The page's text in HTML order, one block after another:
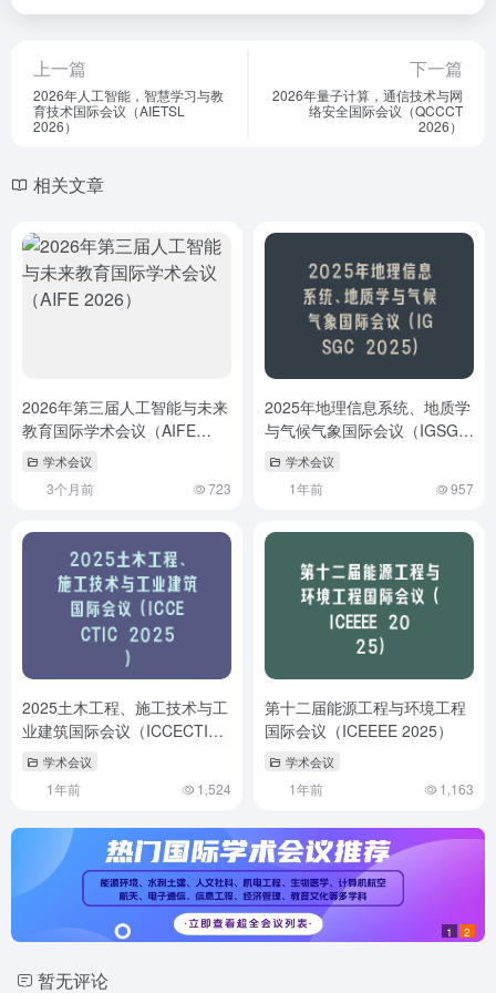
上一篇
2026年人工智能，智慧学习与教
育技术国际会议（AIETSL
2026）
下一篇
2026年量子计算，通信技术与网
络安全国际会议（QCCCT
2026）
相关文章
2026年第三届人工智能与未来
教育国际学术会议（AIFE
2026）
学术会议
3个月前 723
2025年地理信息系统、地质学
与气候气象国际会议（IGSGC
2025）
学术会议
1年前 957
2025土木工程、施工技术与工
业建筑国际会议（ICCECTIC
2025）
学术会议
1年前 1,524
第十二届能源工程与环境工程
国际会议（ICEEEE 2025）
学术会议
1年前 1,163
1 2
暂无评论